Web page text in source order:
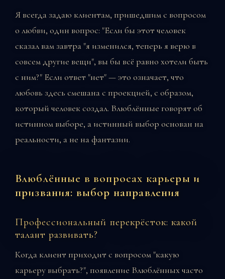
Я всегда задаю клиентам, пришедшим с вопросом
о любви, один вопрос: "Если бы этот человек
сказал вам завтра "я изменился, теперь я верю в
совсем другие вещи", вы бы всё равно хотели быть
с ним?" Если ответ "нет" — это означает, что
любовь здесь смешана с проекцией, с образом,
который человек создал. Влюблённые говорят об
истинном выборе, а истинный выбор основан на
реальности, а не на фантазии.
Влюблённые в вопросах карьеры и
призвания: выбор направления
Профессиональный перекрёсток: какой
талант развивать?
Когда клиент приходит с вопросом "какую
карьеру выбрать?", появление Влюблённых часто